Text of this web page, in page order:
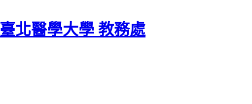
臺北醫學大學 教務處